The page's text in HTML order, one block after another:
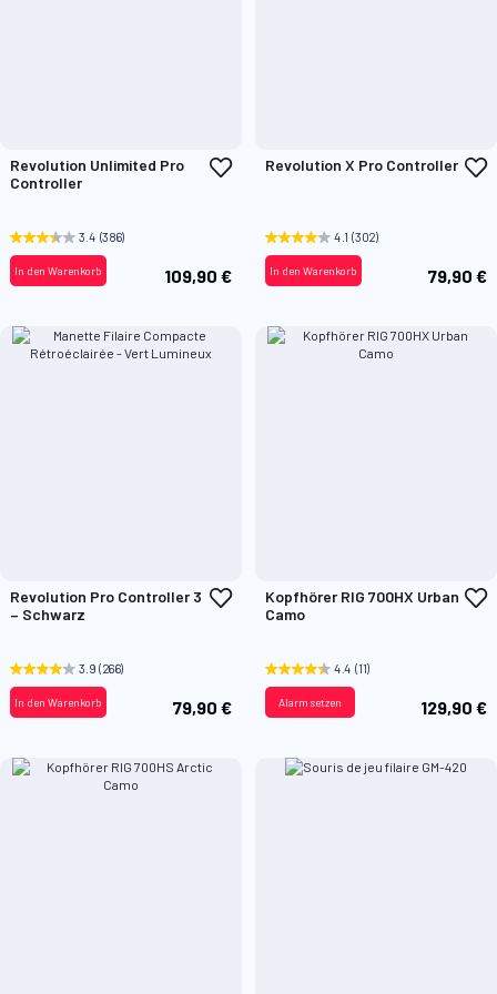
Revolution Unlimited Pro
Controller
Zur
3.4 (386)
109,90 €
In den Warenkorb
Revolution X Pro Controller
4.1 (302)
79,90 €
In den Warenkorb
Revolution Pro Controller 3
– Schwarz
Zur
Wunschliste
3.9 (266)
79,90 €
In den Warenkorb
Kopfhörer RIG 700HX Urban
Camo
4.4 (11)
129,90 €
Alarm setzen